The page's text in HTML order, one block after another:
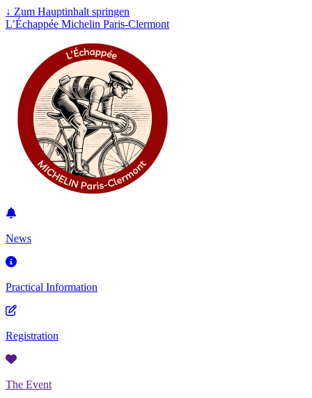
↓ Zum Hauptinhalt springen
L’Échappée Michelin Paris-Clermont
News
Practical Information
Registration
The Event